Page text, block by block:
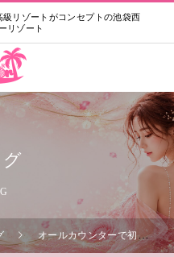
級リゾートがコンセプトの池袋西
リゾート
オールカウンターで初心者さんも安心